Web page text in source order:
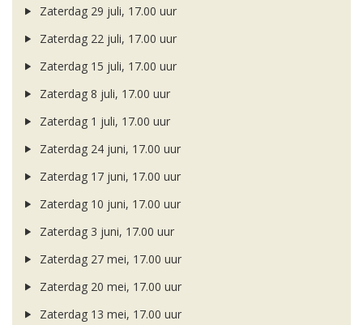
Zaterdag 29 juli, 17.00 uur
Zaterdag 22 juli, 17.00 uur
Zaterdag 15 juli, 17.00 uur
Zaterdag 8 juli, 17.00 uur
Zaterdag 1 juli, 17.00 uur
Zaterdag 24 juni, 17.00 uur
Zaterdag 17 juni, 17.00 uur
Zaterdag 10 juni, 17.00 uur
Zaterdag 3 juni, 17.00 uur
Zaterdag 27 mei, 17.00 uur
Zaterdag 20 mei, 17.00 uur
Zaterdag 13 mei, 17.00 uur